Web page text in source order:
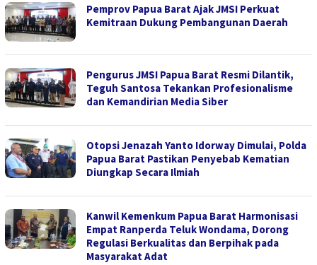
Pemprov Papua Barat Ajak JMSI Perkuat
Kemitraan Dukung Pembangunan Daerah
Pengurus JMSI Papua Barat Resmi Dilantik,
Teguh Santosa Tekankan Profesionalisme
dan Kemandirian Media Siber
Otopsi Jenazah Yanto Idorway Dimulai, Polda
Papua Barat Pastikan Penyebab Kematian
Diungkap Secara Ilmiah
Kanwil Kemenkum Papua Barat Harmonisasi
Empat Ranperda Teluk Wondama, Dorong
Regulasi Berkualitas dan Berpihak pada
Masyarakat Adat